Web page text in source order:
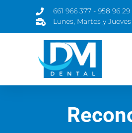
661 966 377 - 958 96
Lunes, Martes y